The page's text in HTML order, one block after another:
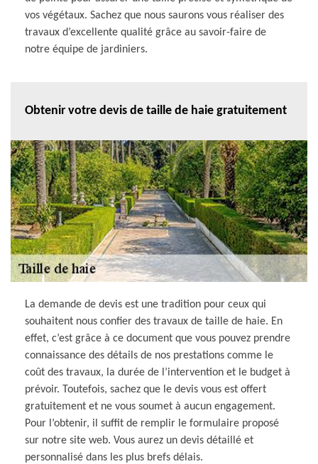
vos végétaux. Sachez que nous saurons vous réaliser des
travaux d’excellente qualité grâce au savoir-faire de
notre équipe de jardiniers.
Obtenir votre devis de taille de haie gratuitement
La demande de devis est une tradition pour ceux qui
souhaitent nous confier des travaux de taille de haie. En
effet, c’est grâce à ce document que vous pouvez prendre
connaissance des détails de nos prestations comme le
coût des travaux, la durée de l’intervention et le budget à
prévoir. Toutefois, sachez que le devis vous est offert
gratuitement et ne vous soumet à aucun engagement.
Pour l’obtenir, il suffit de remplir le formulaire proposé
sur notre site web. Vous aurez un devis détaillé et
personnalisé dans les plus brefs délais.